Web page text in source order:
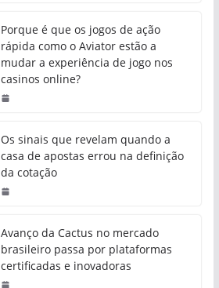
Porque é que os jogos de ação
rápida como o Aviator estão a
mudar a experiência de jogo nos
casinos online?
Os sinais que revelam quando a
casa de apostas errou na definição
da cotação
Avanço da Cactus no mercado
brasileiro passa por plataformas
certificadas e inovadoras